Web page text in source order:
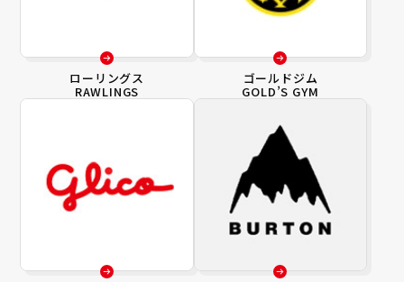
ローリングス
RAWLINGS
ゴールドジム
GOLD’S GYM